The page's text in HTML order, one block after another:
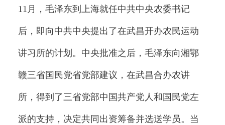
11月，毛泽东到上海就任中共中央农委书记
后，即向中共中央提出了在武昌开办农民运动
讲习所的计划。中央批准之后，毛泽东向湘鄂
赣三省国民党省党部建议，在武昌合办农讲
所，得到了三省党部中国共产党人和国民党左
派的支持，决定共同出资筹备并选送学员。当